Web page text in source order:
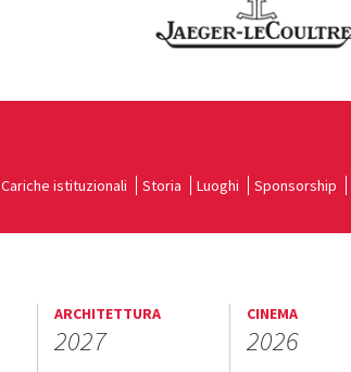
Cariche istituzionali Storia Luoghi Sponsorship
ARCHITETTURA
2027
CINEMA
2026